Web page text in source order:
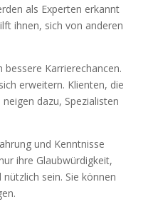
als Experten erkannt
ihnen, sich von anderen
Karrierechancen.
erweitern. Klienten, die
dazu, Spezialisten
und Kenntnisse
ihre Glaubwürdigkeit,
sein. Sie können